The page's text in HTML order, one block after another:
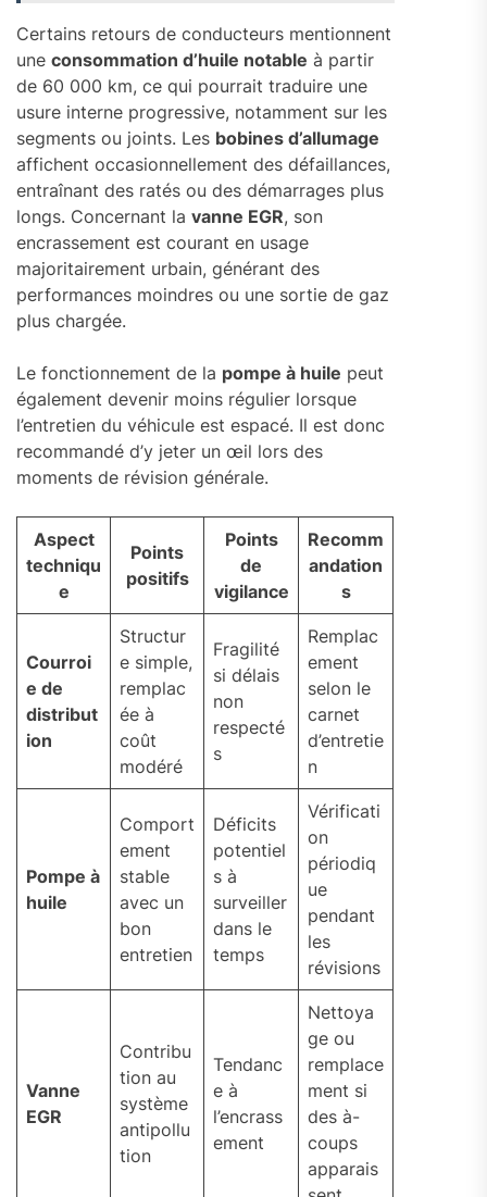
Certains retours de conducteurs mentionnent
une consommation d’huile notable à partir
de 60 000 km, ce qui pourrait traduire une
usure interne progressive, notamment sur les
segments ou joints. Les bobines d’allumage
affichent occasionnellement des défaillances,
entraînant des ratés ou des démarrages plus
longs. Concernant la vanne EGR, son
encrassement est courant en usage
majoritairement urbain, générant des
performances moindres ou une sortie de gaz
plus chargée.
Le fonctionnement de la pompe à huile peut
également devenir moins régulier lorsque
l’entretien du véhicule est espacé. Il est donc
recommandé d’y jeter un œil lors des
moments de révision générale.
Aspect
techniqu
e
Points
positifs
Points
de
vigilance
Recomm
andation
s
Courroi
e de
distribut
ion
Structur
e simple,
remplac
ée à
coût
modéré
Fragilité
si délais
non
respecté
s
Remplac
ement
selon le
carnet
d’entretie
n
Pompe à
huile
Comport
ement
stable
avec un
bon
entretien
Déficits
potentiel
s à
surveiller
dans le
temps
Vérificati
on
périodiq
ue
pendant
les
révisions
Vanne
EGR
Contribu
tion au
système
antipollu
tion
Tendanc
e à
l’encrass
ement
Nettoya
ge ou
remplace
ment si
des à-
coups
apparais